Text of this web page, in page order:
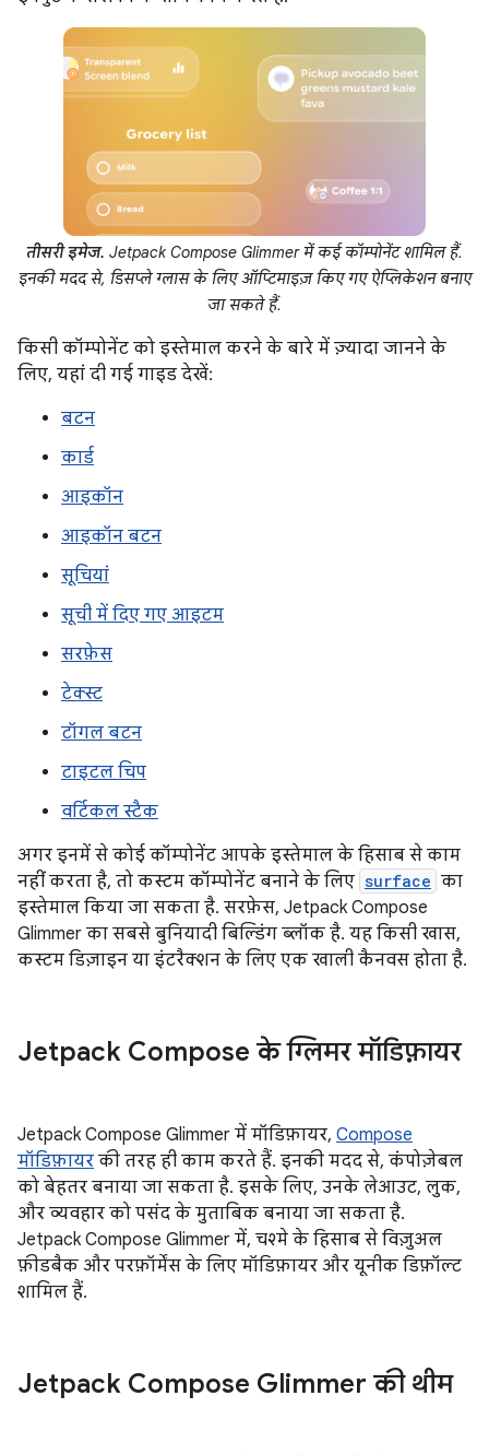
तीसरी इमेज. Jetpack Compose Glimmer में कई कॉम्पोनेंट शामिल हैं.
इनकी मदद से, डिसप्ले ग्लास के लिए ऑप्टिमाइज़ किए गए ऐप्लिकेशन बनाए
जा सकते हैं.
किसी कॉम्पोनेंट को इस्तेमाल करने के बारे में ज़्यादा जानने के
लिए, यहां दी गई गाइड देखें:
बटन
कार्ड
आइकॉन
आइकॉन बटन
सूचियां
सूची में दिए गए आइटम
सरफ़ेस
टेक्स्ट
टॉगल बटन
टाइटल चिप
वर्टिकल स्टैक
अगर इनमें से कोई कॉम्पोनेंट आपके इस्तेमाल के हिसाब से काम
नहीं करता है, तो कस्टम कॉम्पोनेंट बनाने के लिए surface का
इस्तेमाल किया जा सकता है. सरफ़ेस, Jetpack Compose
Glimmer का सबसे बुनियादी बिल्डिंग ब्लॉक है. यह किसी खास,
कस्टम डिज़ाइन या इंटरैक्शन के लिए एक खाली कैनवस होता है.
Jetpack Compose के ग्लिमर मॉडिफ़़ायर
Jetpack Compose Glimmer में मॉडिफ़ायर, Compose
मॉडिफ़ायर की तरह ही काम करते हैं. इनकी मदद से, कंपोज़ेबल
को बेहतर बनाया जा सकता है. इसके लिए, उनके लेआउट, लुक,
और व्यवहार को पसंद के मुताबिक बनाया जा सकता है.
Jetpack Compose Glimmer में, चश्मे के हिसाब से विज़ुअल
फ़ीडबैक और परफ़ॉर्मेंस के लिए मॉडिफ़ायर और यूनीक डिफ़ॉल्ट
शामिल हैं.
Jetpack Compose Glimmer की थीम